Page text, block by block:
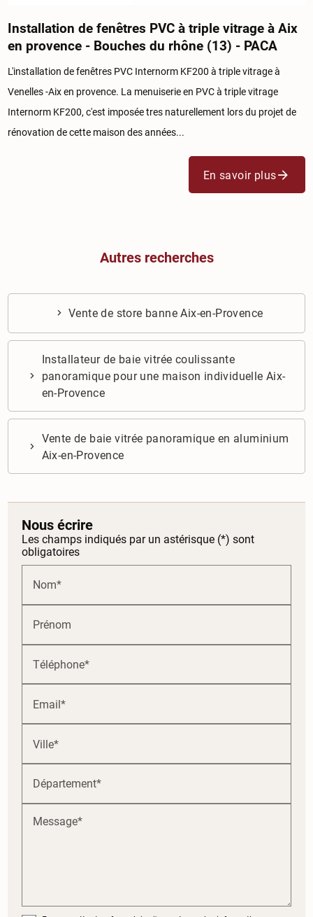
Installation de fenêtres PVC à triple vitrage à Aix
en provence - Bouches du rhône (13) - PACA
L'installation de fenêtres PVC Internorm KF200 à triple vitrage à
Venelles -Aix en provence. La menuiserie en PVC à triple vitrage
Internorm KF200, c'est imposée tres naturellement lors du projet de
rénovation de cette maison des années...
En savoir plus
Autres recherches
Vente de store banne Aix-en-Provence
Installateur de baie vitrée coulissante
panoramique pour une maison individuelle Aix-
en-Provence
Vente de baie vitrée panoramique en aluminium
Aix-en-Provence
Nous écrire
Les champs indiqués par un astérisque (*) sont
obligatoires
Nom*
Prénom
Téléphone*
Email*
Ville*
Département*
Message*